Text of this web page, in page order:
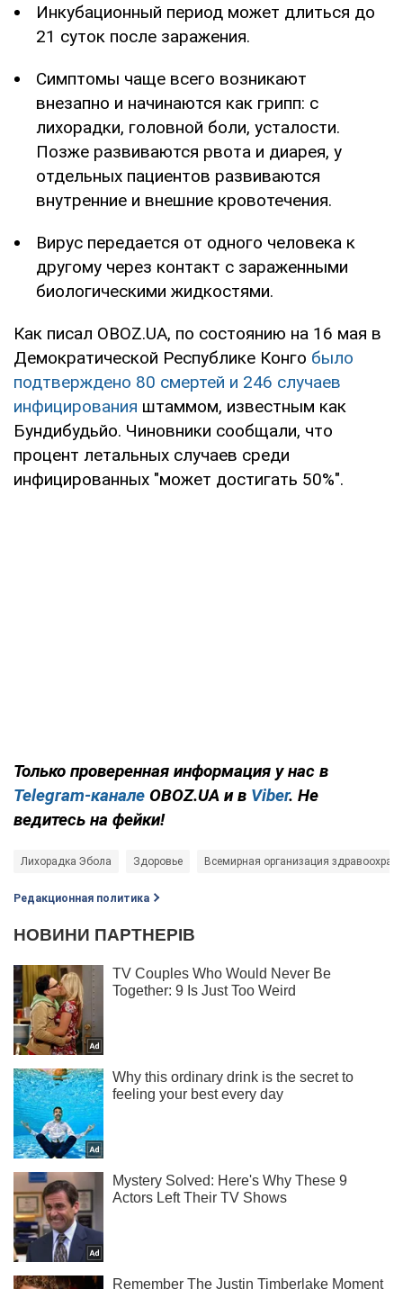
Инкубационный период может длиться до
21 суток после заражения.
Симптомы чаще всего возникают
внезапно и начинаются как грипп: с
лихорадки, головной боли, усталости.
Позже развиваются рвота и диарея, у
отдельных пациентов развиваются
внутренние и внешние кровотечения.
Вирус передается от одного человека к
другому через контакт с зараженными
биологическими жидкостями.
Как писал OBOZ.UA, по состоянию на 16 мая в
Демократической Республике Конго было
подтверждено 80 смертей и 246 случаев
инфицирования штаммом, известным как
Бундибудьйо. Чиновники сообщали, что
процент летальных случаев среди
инфицированных "может достигать 50%".
Только проверенная информация у нас в
Telegram-канале OBOZ.UA и в Viber. Не
ведитесь на фейки!
Лихорадка Эбола Здоровье Всемирная организация
Редакционная политика